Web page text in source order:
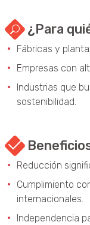
¿Para
Fábricas y
Empresas con
Industrias que
sostenibilidad.
Reducción
Cumplimiento
internacionales.
Independencia